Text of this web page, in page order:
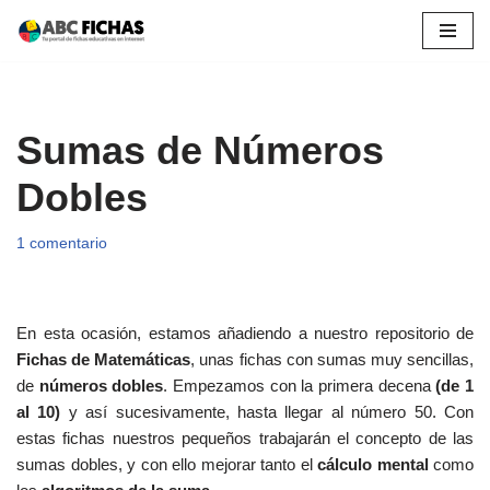
Sumas de Números
Dobles
1 comentario
En esta ocasión, estamos añadiendo a nuestro repositorio de
Fichas de Matemáticas, unas fichas con sumas muy sencillas,
de números dobles. Empezamos con la primera decena(de 1
al 10) y así sucesivamente, hasta llegar al número 50. Con
estas fichas nuestros pequeños trabajarán el concepto de las
sumas dobles, y con ello mejorar tanto el cálculo mentalcomo